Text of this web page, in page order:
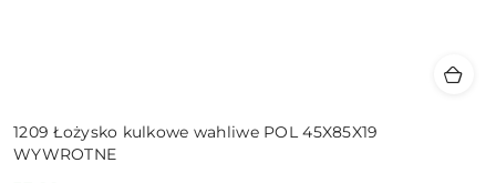
1209 Łożysko kulkowe wahliwe POL 45X85X19
WYWROTNE